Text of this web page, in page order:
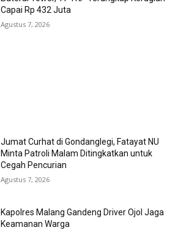
Capai Rp 432 Juta
Agustus 7, 2026
Jumat Curhat di Gondanglegi, Fatayat NU
Minta Patroli Malam Ditingkatkan untuk
Cegah Pencurian
Agustus 7, 2026
Kapolres Malang Gandeng Driver Ojol Jaga
Keamanan Warga